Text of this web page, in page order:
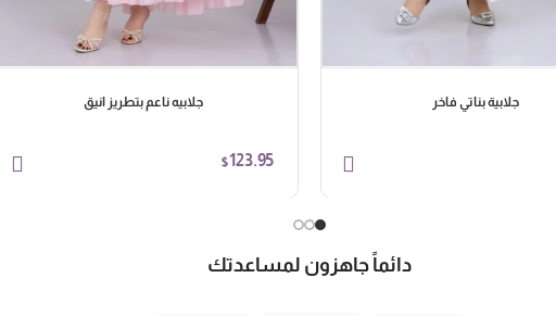
جلابية بناتي فاخر جلابيه ناعم بتطريز انيق
$123.95
دائماً جاهزون لمساعدتك